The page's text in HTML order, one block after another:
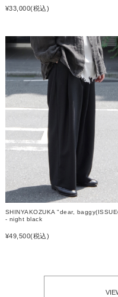
¥33,000(税込)
SHINYAKOZUKA "dear,
- night black
¥49,500(税込)